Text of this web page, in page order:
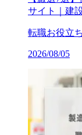
サイト｜建
転職お役立
2026/08/05